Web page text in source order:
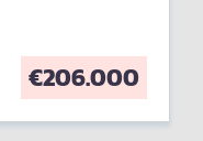
€206.000